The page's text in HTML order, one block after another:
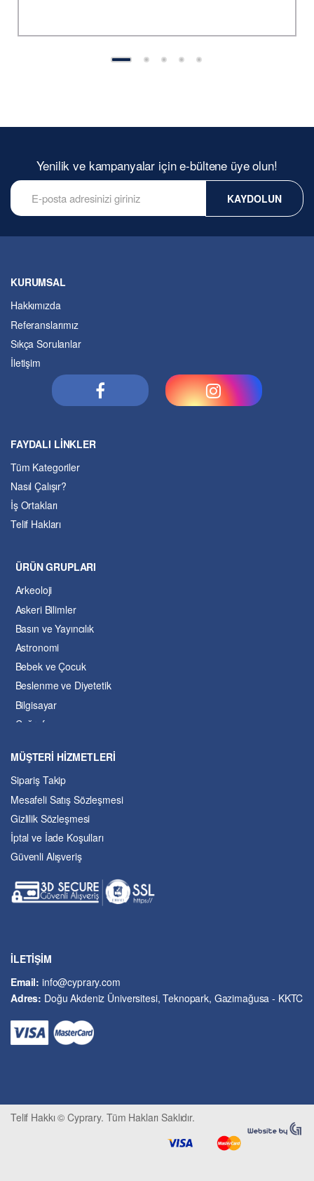
Yenilik ve kampanyalar için e-bültene üye olun!
KAYDOLUN
KURUMSAL
Hakkımızda
Referanslarımız
Sıkça Sorulanlar
İletişim
FAYDALI LİNKLER
Tüm Kategoriler
Nasıl Çalışır?
İş Ortakları
Telif Hakları
ÜRÜN GRUPLARI
Arkeoloji
Askeri Bilimler
Basın ve Yayıncılık
Astronomi
Bebek ve Çocuk
Beslenme ve Diyetetik
Bilgisayar
Coğrafya
Dil ve Edebiyat
Eğitim
Ekonomi ve Finans
Enerji
Felsefe
Fen Bilimleri
Güzel Sanatlar
İşletme ve Yönetim
Kriminoloji ve Güvenlik
Kütüphane-Arşiv-Müze
Matematik ve İstatistik
Psikoloji-Psikiyatri
Sivil Savunma ve Afet Yönetimi
MÜŞTERİ HİZMETLERİ
Sipariş Takip
Mesafeli Satış Sözleşmesi
Gizlilik Sözleşmesi
İptal ve İade Koşulları
Güvenli Alışveriş
İLETİŞİM
Email:info@cyprary.com
Adres: Doğu Akdeniz Üniversitesi, Teknopark, Gazimağusa - KKTC
Telif Hakkı © Cyprary. Tüm Hakları Saklıdır.